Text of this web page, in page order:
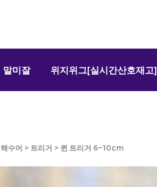
말미잘 위지위그[실시간산호재고]
해수어 > 트리거 > 퀸 트리거 6~10cm